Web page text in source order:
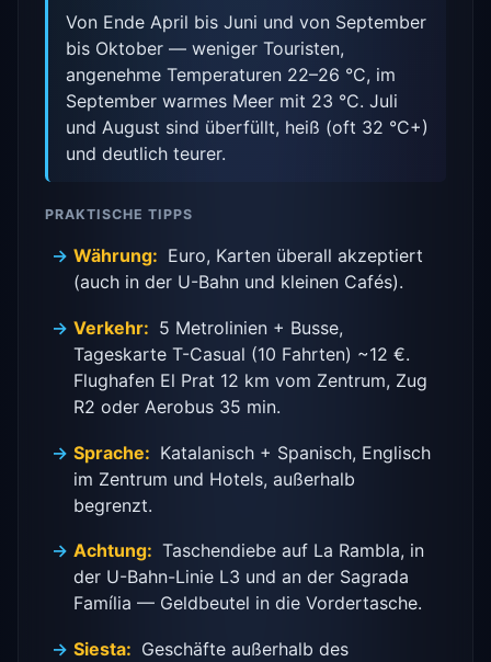
Von Ende April bis Juni und von September
bis Oktober — weniger Touristen,
angenehme Temperaturen 22–26 °C, im
September warmes Meer mit 23 °C. Juli
und August sind überfüllt, heiß (oft 32 °C+)
und deutlich teurer.
PRAKTISCHE TIPPS
Währung: Euro, Karten überall akzeptiert
(auch in der U-Bahn und kleinen Cafés).
Verkehr: 5 Metrolinien + Busse,
Tageskarte T-Casual (10 Fahrten) ~12 €.
Flughafen El Prat 12 km vom Zentrum, Zug
R2 oder Aerobus 35 min.
Sprache: Katalanisch + Spanisch, Englisch
im Zentrum und Hotels, außerhalb
begrenzt.
Achtung: Taschendiebe auf La Rambla, in
der U-Bahn-Linie L3 und an der Sagrada
Família — Geldbeutel in die Vordertasche.
Siesta: Geschäfte außerhalb des